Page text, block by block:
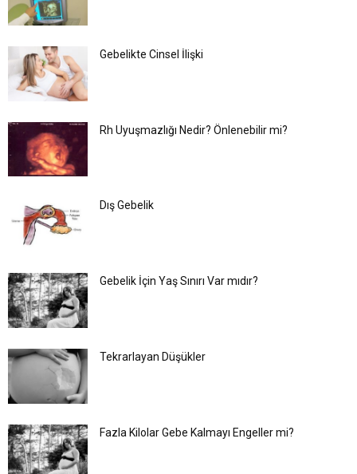
Gebelikte Cinsel İlişki
Rh Uyuşmazlığı Nedir? Önlenebilir mi?
Dış Gebelik
Gebelik İçin Yaş Sınırı Var mıdır?
Tekrarlayan Düşükler
Fazla Kilolar Gebe Kalmayı Engeller mi?